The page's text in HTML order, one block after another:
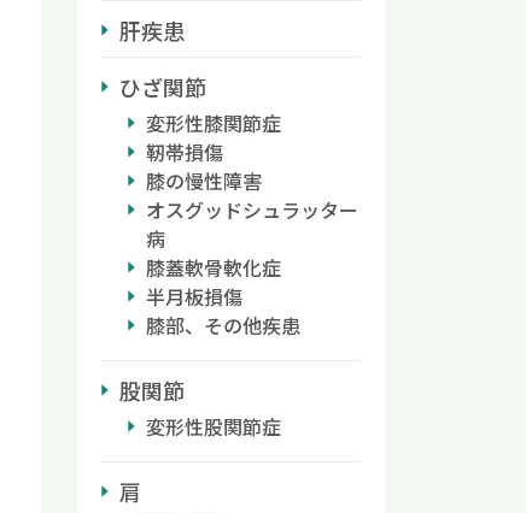
肝疾患
ひざ関節
変形性膝関節症
靭帯損傷
膝の慢性障害
オスグッドシュラッター
病
膝蓋軟骨軟化症
半月板損傷
膝部、その他疾患
股関節
変形性股関節症
肩